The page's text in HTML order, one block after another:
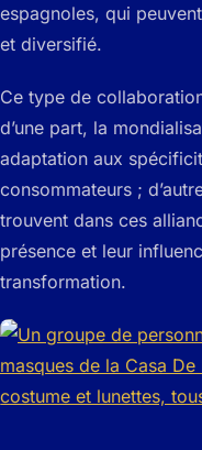
espagnoles, qui
et diversifié.
Ce type de
d’une part, la
adaptation aux
consommateurs ;
trouvent dans ces
présence et leur
transformation.